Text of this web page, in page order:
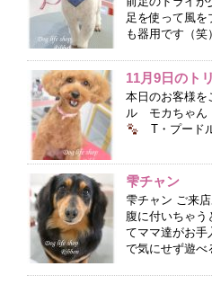
足を使って風を
も器用です（笑）
11月9日のト
本日のお客様を
ル モカちゃん
T・プード
雫チャン
雫チャン ご来
腹に付いちゃう
てママ達がお手
で気にせず遊